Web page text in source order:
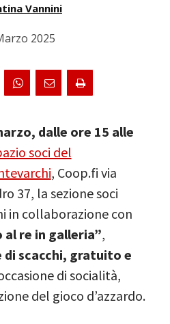
Vannini
2025
dalle ore 15 alle
soci del
, Coop.fi via
37, la sezione soci
in collaborazione con
al re in galleria”,
scacchi, gratuito e
di socialità,
del gioco d’azzardo.